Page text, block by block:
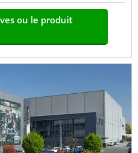
ou le produit